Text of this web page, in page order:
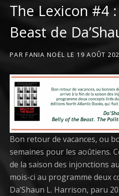
The Lexicon #4
Beast de
PARFANIA NOËL LE 19 AOÛT
Bon retour de vacances, ou
semaines pour les aoûtiens.
de la saison des injonctions
mois-ci au programme deux
Da’Shaun L. Harrison, paru